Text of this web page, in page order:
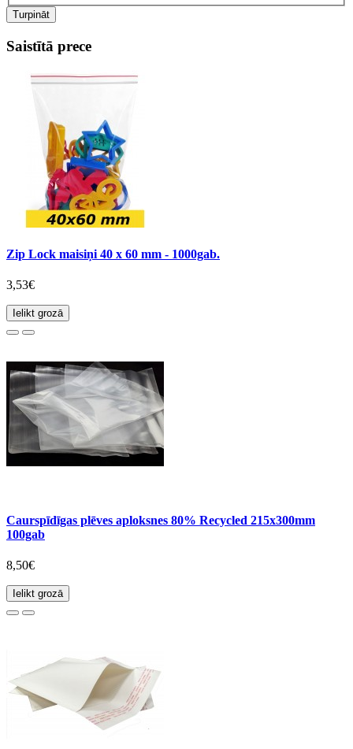
Turpināt
Saistītā prece
Zip Lock maisiņi 40 x 60 mm - 1000gab.
3,53€
Ielikt grozā
Caurspīdīgas plēves aploksnes 80% Recycled 215x300mm
100gab
8,50€
Ielikt grozā